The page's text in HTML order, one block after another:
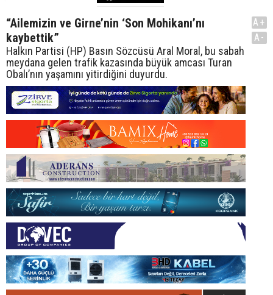
“Ailemizin ve Girne’nin ‘Son Mohikanı’nı
kaybettik”
Halkın Partisi (HP) Basın Sözcüsü Aral Moral, bu sabah
meydana gelen trafik kazasında büyük amcası Turan
Obalı’nın yaşamını yitirdiğini duyurdu.
A+
A-